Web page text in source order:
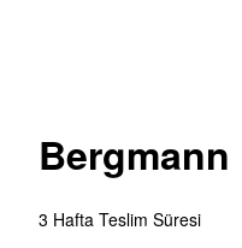
Bergmann
3 Hafta Teslim Süresi